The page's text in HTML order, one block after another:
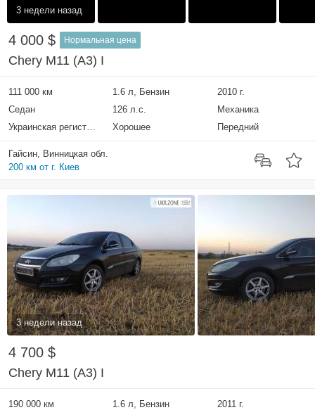
3 недели назад
4 000 $ Нормальная цена
Chery M11 (A3) I
111 000 км 1.6 л, Бензин
2010 г.
Седан
126 л.с.
Механика
Украинская регистрация
Хорошее Передний
Гайсин, Винницкая обл.
200 км от г. Киев
3 недели назад
4 700 $
Chery M11 (A3) I
190 000 км 1.6 л, Бензин
2011 г.